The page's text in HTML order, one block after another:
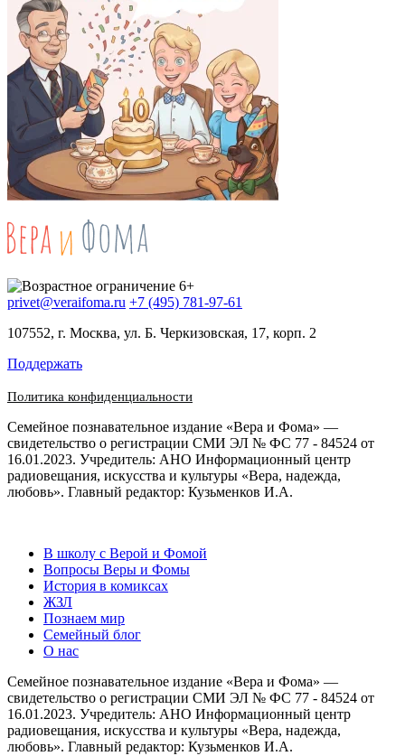
privet@veraifoma.ru +7 (495) 781-97-61
107552, г. Москва, ул. Б. Черкизовская, 17, корп. 2
Поддержать
Политика конфиденциальности
Семейное познавательное издание «Вера и Фома» —
свидетельство о регистрации СМИ ЭЛ № ФС 77 - 84524 от
16.01.2023. Учредитель: АНО Информационный центр
радиовещания, искусства и культуры «Вера, надежда,
любовь». Главный редактор: Кузьменков И.А.
В школу с Верой и Фомой
Вопросы Веры и Фомы
История в комиксах
ЖЗЛ
Познаем мир
Семейный блог
О нас
Семейное познавательное издание «Вера и Фома» —
свидетельство о регистрации СМИ ЭЛ № ФС 77 - 84524 от
16.01.2023. Учредитель: АНО Информационный центр
радиовещания, искусства и культуры «Вера, надежда,
любовь». Главный редактор: Кузьменков И.А.